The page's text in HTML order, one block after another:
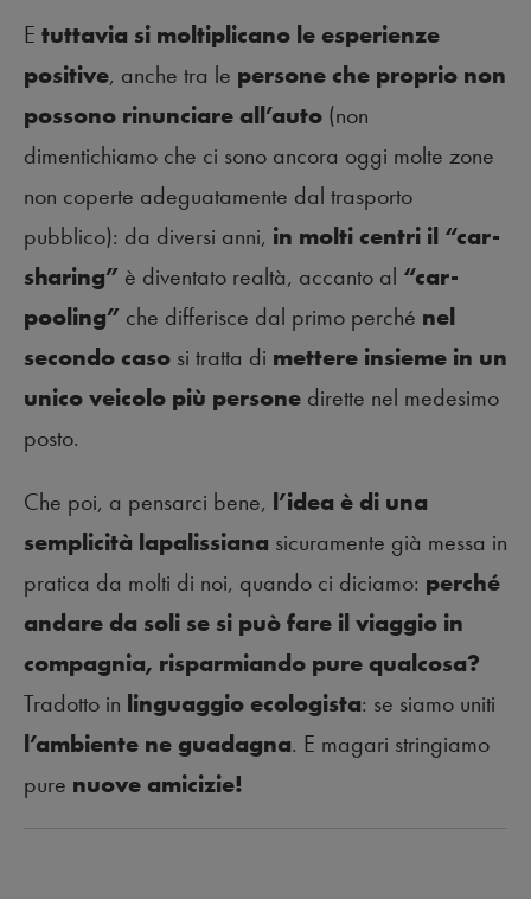
E tuttavia si moltiplicano le esperienze
positive, anche tra le persone che proprio non
possono rinunciare all’auto (non
dimentichiamo che ci sono ancora oggi molte zone
non coperte adeguatamente dal trasporto
pubblico): da diversi anni, in molti centri il “car-
sharing” è diventato realtà, accanto al “car-
pooling” che differisce dal primo perché nel
secondo caso si tratta di mettere insieme in un
unico veicolo più persone dirette nel medesimo
posto.
Che poi, a pensarci bene, l’idea è di una
semplicità lapalissiana sicuramente già messa in
pratica da molti di noi, quando ci diciamo: perché
andare da soli se si può fare il viaggio in
compagnia, risparmiando pure qualcosa?
Tradotto in linguaggio ecologista: se siamo uniti
l’ambiente ne guadagna. E magari stringiamo
pure nuove amicizie!